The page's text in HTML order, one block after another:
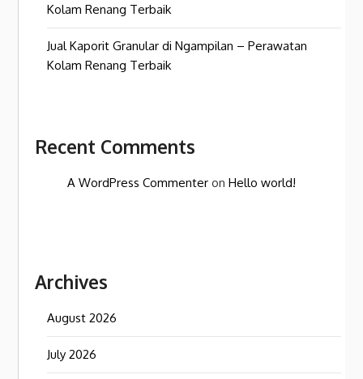
Kolam Renang Terbaik
Jual Kaporit Granular di Ngampilan – Perawatan
Kolam Renang Terbaik
Recent Comments
A WordPress Commenter onHello world!
Archives
August 2026
July 2026